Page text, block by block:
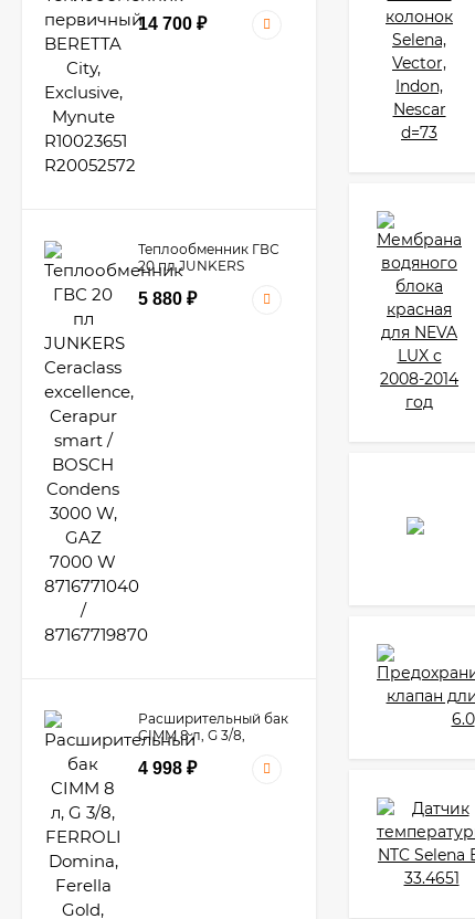
R10023651 R20052572
14 700 ₽
Теплообменник ГВС
20 пл JUNKERS
Cerapur smart /
5 880 ₽
Расширительный бак
CIMM 8 л, G 3/8,
Ferella Gold, Domitop
4 998 ₽